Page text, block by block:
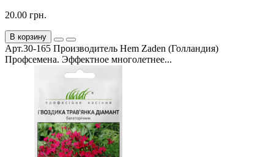
20.00 грн.
В корзину
Арт.30-165 Производитель Hem Zaden (Голландия)
Профсемена. Эффектное многолетнее...